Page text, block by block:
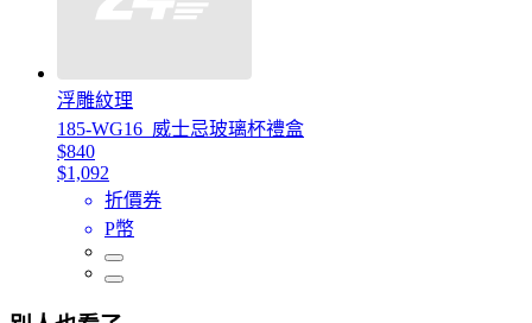
浮雕紋理
185-WG16_威士忌玻璃杯禮盒
$840
$1,092
折價券
P幣